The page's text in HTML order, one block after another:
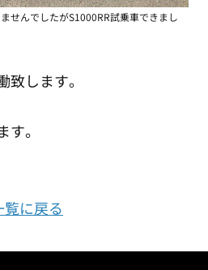
せんでしたがS1000RR試乗車できまし
します。
。
覧に戻る